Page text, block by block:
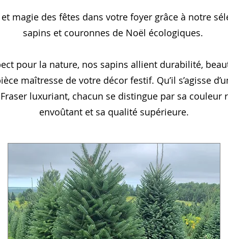
magie des fêtes dans votre foyer grâce à notre
sapins et couronnes de Noël écologiques.
pour la nature, nos sapins allient durabilité,
maîtresse de votre décor festif. Qu’il s’agisse
luxuriant, chacun se distingue par sa couleur
envoûtant et sa qualité supérieure.